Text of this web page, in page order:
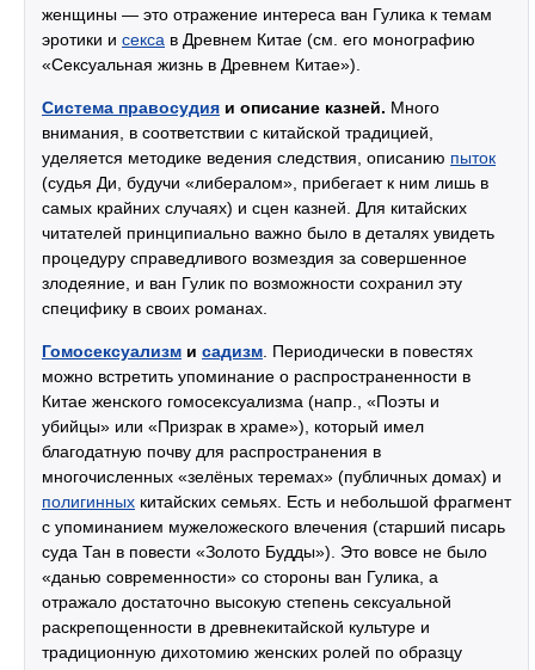
женщины — это отражение интереса ван Гулика к темам
эротики и секса в Древнем Китае (см. его монографию
«Сексуальная жизнь в Древнем Китае»).
Система правосудия и описание казней. Много
внимания, в соответствии с китайской традицией,
уделяется методике ведения следствия, описанию пыток
(судья Ди, будучи «либералом», прибегает к ним лишь в
самых крайних случаях) и сцен казней. Для китайских
читателей принципиально важно было в деталях увидеть
процедуру справедливого возмездия за совершенное
злодеяние, и ван Гулик по возможности сохранил эту
специфику в своих романах.
Гомосексуализм и садизм . Периодически в повестях
можно встретить упоминание о распространенности в
Китае женского гомосексуализма (напр., «Поэты и
убийцы» или «Призрак в храме»), который имел
благодатную почву для распространения в
многочисленных «зелёных теремах» (публичных домах) и
полигинных китайских семьях. Есть и небольшой фрагмент
с упоминанием мужеложеского влечения (старший писарь
суда Тан в повести «Золото Будды»). Это вовсе не было
«данью современности» со стороны ван Гулика, а
отражало достаточно высокую степень сексуальной
раскрепощенности в древнекитайской культуре и
традиционную дихотомию женских ролей по образцу